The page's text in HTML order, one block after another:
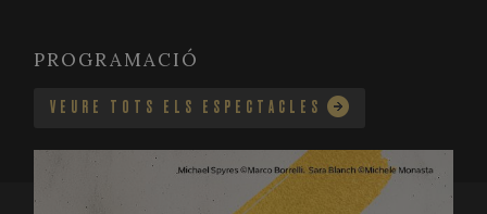
PROGRAMACIÓ
VEURE TOTS ELS ESPECTACLES